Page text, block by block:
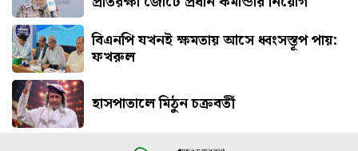
বিএনপি যখনই ক্ষমতায় আসে ধ্বংসস্তূপ পায়:
ফখরুল
হাসপাতালে মিঠুন চক্রবর্তী